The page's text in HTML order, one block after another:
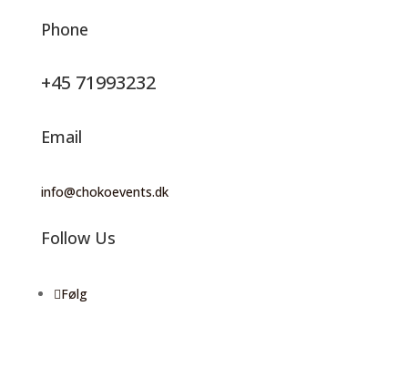
Phone
+45 71993232
Email
info@chokoevents.dk
Follow Us
Følg